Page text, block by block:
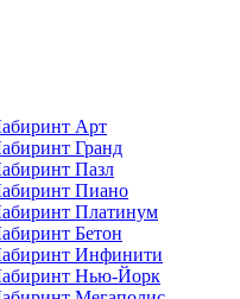
Арт
Гранд
Пазл
Пиано
Платинум
Бетон
Инфинити
Нью-Йорк